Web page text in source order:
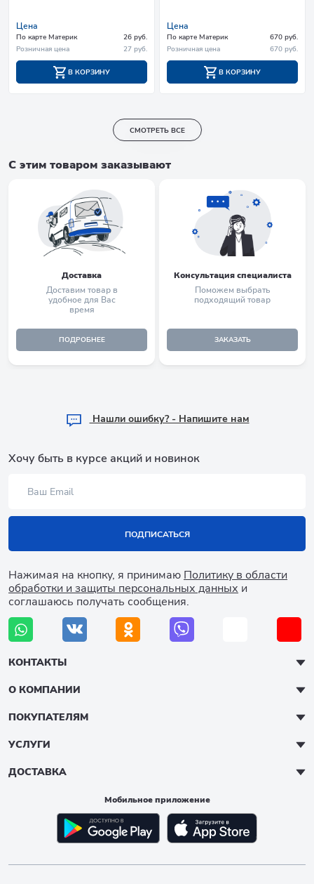
Цена
По карте Материк
26 руб.
Розничная цена
27 руб.
В КОРЗИНУ
Цена
По карте Материк
670 руб.
Розничная цена
670 руб.
В КОРЗИНУ
СМОТРЕТЬ ВСЕ
С этим товаром заказывают
Доставка
Доставим товар в
удобное для Вас
время
ПОДРОБНЕЕ
Консультация специалиста
Поможем выбрать
подходящий товар
ЗАКАЗАТЬ
Hашли ошибку? - Напишите нам
Хочу быть в курсе акций и новинок
ПОДПИСАТЬСЯ
Нажимая на кнопку, я принимаю Политику в области
обработки и защиты персональных данных и
соглашаюсь получать сообщения.
КОНТАКТЫ
О КОМПАНИИ
ПОКУПАТЕЛЯМ
УСЛУГИ
ДОСТАВКА
Мобильное приложение